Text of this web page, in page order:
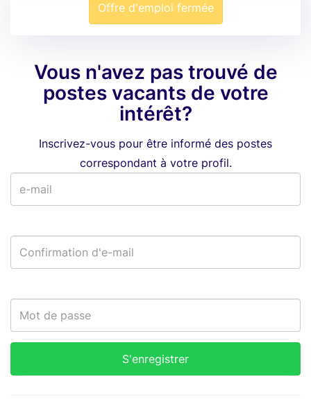
Offre d'emploi fermée
Vous n'avez pas trouvé de
postes vacants de votre
intérêt?
Inscrivez-vous pour être informé des postes
correspondant à votre profil.